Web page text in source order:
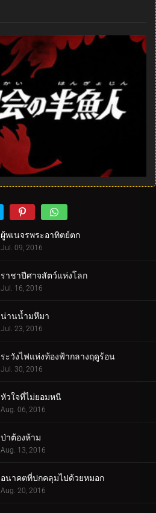
ผู้พเนจรพระอาทิตย์ตก
Jul. 09, 2016
ราชาปีศาจสัตว์แห่งโลก
Jul. 16, 2016
น่านน้ำมหึมา
Jul. 23, 2016
ระวังไฟแห่งท้องฟ้ากลางฤดูร้อน
Jul. 30, 2016
หัวใจที่ไม่ยอมหนี
Aug. 06, 2016
ป่าต้องห้าม
Aug. 13, 2016
อนาคตที่ปกคลุมไปด้วยหมอก
Aug. 20, 2016